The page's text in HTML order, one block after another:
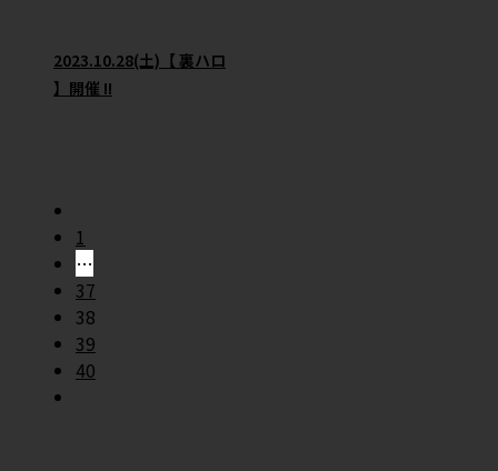
2023.10.28(土)【 裏ハロ
】開催 !!
1
…
37
38
39
40